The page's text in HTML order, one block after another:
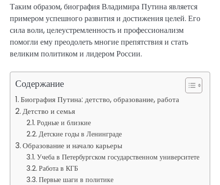
Таким образом, биография Владимира Путина является
примером успешного развития и достижения целей. Его
сила воли, целеустремленность и профессионализм
помогли ему преодолеть многие препятствия и стать
великим политиком и лидером России.
Содержание
Биография Путина: детство, образование, работа
Детство и семья
Родные и близкие
Детские годы в Ленинграде
Образование и начало карьеры
Учеба в Петербургском государственном университете
Работа в КГБ
Первые шаги в политике